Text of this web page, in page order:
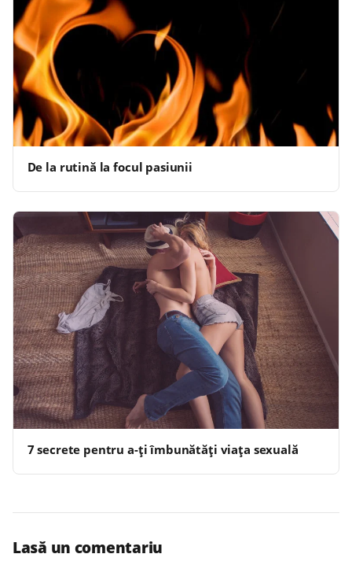
De la rutină la focul pasiunii
7 secrete pentru a-ţi îmbunătăţi viaţa sexuală
Lasă un comentariu